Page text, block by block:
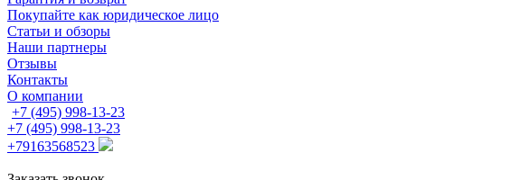
Покупайте как юридическое лицо
Статьи и обзоры
Наши партнеры
Отзывы
Контакты
О компании
+7 (495) 998-13-23
+7 (495) 998-13-23
+79163568523